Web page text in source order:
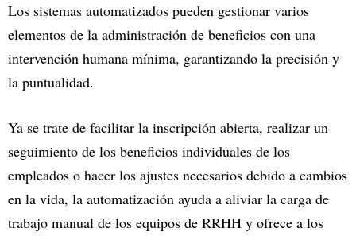
Los sistemas automatizados pueden gestionar varios
elementos de la administración de beneficios con una
intervención humana mínima, garantizando la precisión y
la puntualidad.
Ya se trate de facilitar la inscripción abierta, realizar un
seguimiento de los beneficios individuales de los
empleados o hacer los ajustes necesarios debido a cambios
en la vida, la automatización ayuda a aliviar la carga de
trabajo manual de los equipos de RRHH y ofrece a los